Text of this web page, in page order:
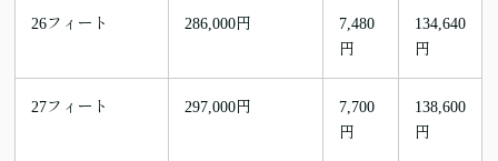
26フィート 286,000円
7,480
円
134,640
円
27フィート 297,000円
7,700
円
138,600
円